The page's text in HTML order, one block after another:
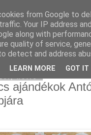
ajándékok
from Google to
Your IP address
along with
quality of service,
detect and address
LEARN MORE GOT IT